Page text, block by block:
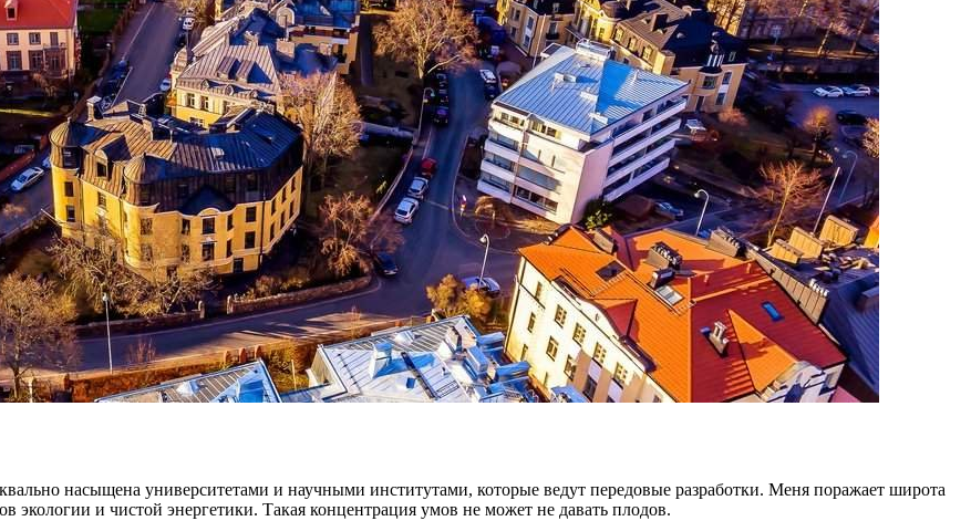
насыщена университетами и научными институтами, которые ведут передовые разработки. Меня поражает широта
и чистой энергетики. Такая концентрация умов не может не давать плодов.